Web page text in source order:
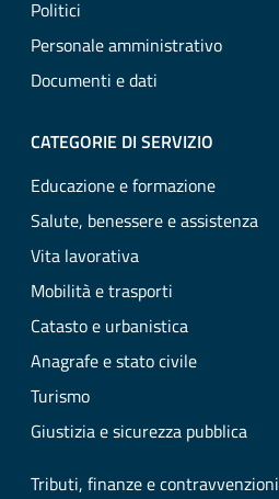
Politici
Personale amministrativo
Documenti e dati
CATEGORIE DI SERVIZIO
Educazione e formazione
Salute, benessere e assistenza
Vita lavorativa
Mobilità e trasporti
Catasto e urbanistica
Anagrafe e stato civile
Turismo
Giustizia e sicurezza pubblica
Tributi, finanze e contravvenzioni